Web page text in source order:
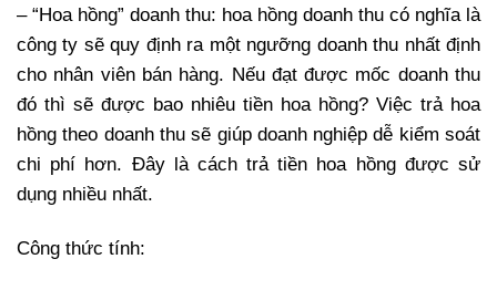
– “Hoa hồng” doanh thu: hoa hồng doanh thu có nghĩa là
công ty sẽ quy định ra một ngưỡng doanh thu nhất định
cho nhân viên bán hàng. Nếu đạt được mốc doanh thu
đó thì sẽ được bao nhiêu tiền hoa hồng? Việc trả hoa
hồng theo doanh thu sẽ giúp doanh nghiệp dễ kiểm soát
chi phí hơn. Đây là cách trả tiền hoa hồng được sử
dụng nhiều nhất.
Công thức tính: